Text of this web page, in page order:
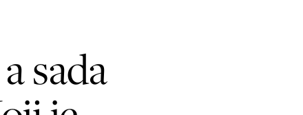
sada